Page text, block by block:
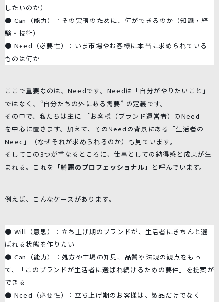
したいのか）
● Can（能力）：その実現のために、何ができるのか（知識・経
験・技術）
● Need（必要性）：いま市場やお客様に本当に求められている
ものは何か
ここで重要なのは、Needです。Needは「自分がやりたいこと」
ではなく、“自分たちの外にある需要” の定義です。
その中で、私たちは主に 「お客様（ブランド運営者）のNeed」
を中心に置きます。加えて、そのNeedの背景にある「生活者の
Need」（なぜそれが求められるのか）も見ています。
そしてこの3つが重なるところに、仕事としての納得感と成果が生
まれる。これを 「綺麗のプロフェッショナル」 と呼んでいます。
例えば、こんなケースがあります。
● Will（意思）：立ち上げ期のブランドが、生活者にきちんと選
ばれる状態を作りたい
● Can（能力）：処方や市場の知見、品質や法規の観点をもっ
て、「このブランドが生活者に選ばれ続けるための要件」を提案が
できる
● Need（必要性）：立ち上げ期のお客様は、製品だけでなく